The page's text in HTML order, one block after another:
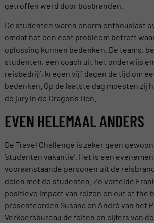
getroffen werd door bosbranden.
De studenten waren enorm enthousiast
omdat het een echt probleem betreft
oplossing kunnen bedenken. De teams,
studenten, een coach uit het onderwijs
reisbedrijf, kregen vijf dagen de tijd om
bedenken. Op de laatste dag moesten zij
de jury in de Dragon’s Den.
EVEN HELEMAAL ANDERS
De Travel Challenge is zeker geen gewoon
‘studenten vakantie’. Het is een
vooraanstaande personen uit de
delen met de studenten. Zo vertelde
positieve impact van reizen en out of the
presenteerden Susana en André van het
Verkeersbureau de feiten en cijfers van